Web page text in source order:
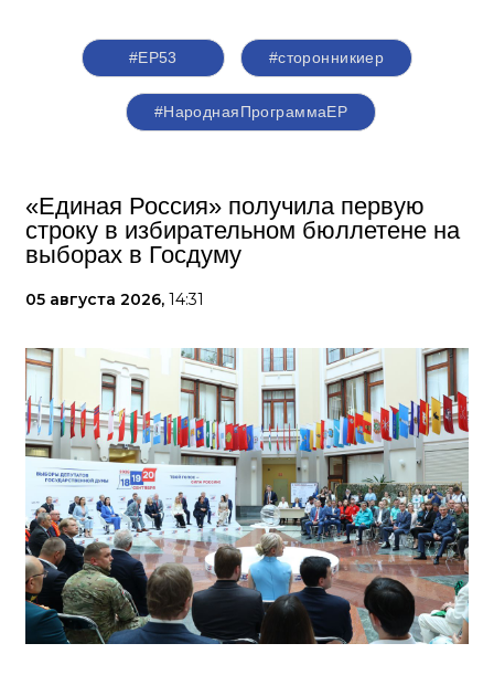
#ЕР53 #сторонникиер
#НароднаяПрограммаЕР
«Единая Россия» получила первую
строку в избирательном бюллетене на
выборах в Госдуму
05 августа 2026, 14:31